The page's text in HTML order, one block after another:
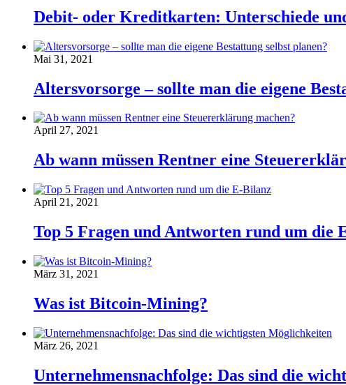
Debit- oder Kreditkarten: Unterschiede
Mai 31, 2021
Altersvorsorge – sollte man die eigene
April 27, 2021
Ab wann müssen Rentner eine
April 21, 2021
Top 5 Fragen und Antworten rund um die
März 31, 2021
Was ist Bitcoin-Mining?
März 26, 2021
Unternehmensnachfolge: Das sind die